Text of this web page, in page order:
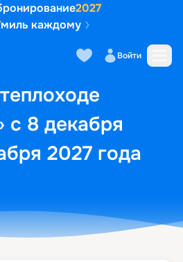
2027
миль каждому
Войти
с 8 декабря
2027 года
кают Маршрут и